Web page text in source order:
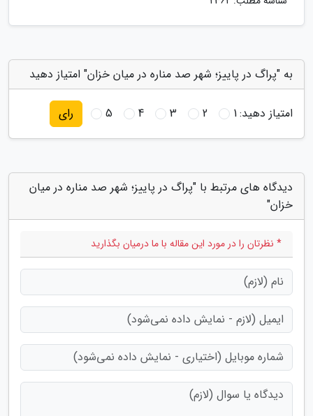
به "پراگ در پاییز؛ شهر صد مناره در میان خزان" امتیاز دهید
امتیاز دهید:1
2
3
4
5 رای
دیدگاه های مرتبط با "پراگ در پاییز؛ شهر صد مناره در میان
خزان"
* نظرتان را در مورد این مقاله با ما درمیان بگذارید